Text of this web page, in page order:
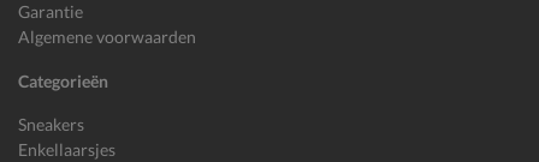
Garantie
Algemene voorwaarden
Categorieën
Sneakers
Enkellaarsjes